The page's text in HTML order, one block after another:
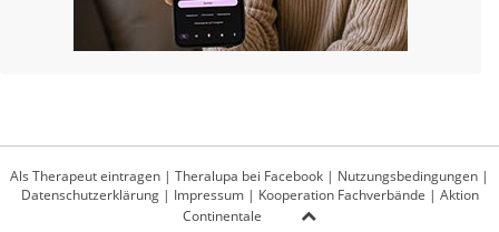
Als Therapeut eintragen | Theralupa bei Facebook | Nutzungsbedingungen |
Datenschutzerklärung| Impressum| Kooperation Fachverbände | Aktion
Continentale